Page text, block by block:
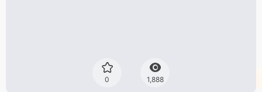
0 1,888